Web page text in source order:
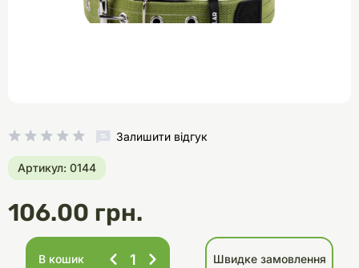
Залишити відгук
Артикул: 0144
106.00 грн.
В кошик Швидке замовлення